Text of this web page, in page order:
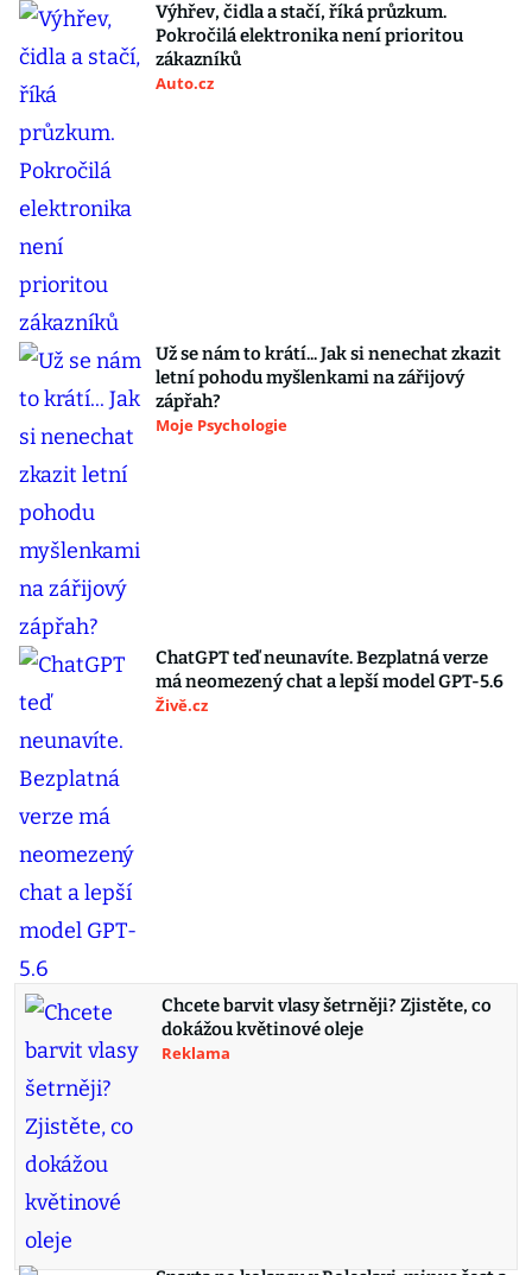
Výhřev, čidla a stačí, říká průzkum.
Pokročilá elektronika není prioritou
zákazníků
Auto.cz
Už se nám to krátí... Jak si nenechat zkazit
letní pohodu myšlenkami na zářijový
zápřah?
Moje Psychologie
ChatGPT teď neunavíte. Bezplatná verze
má neomezený chat a lepší model GPT-5.6
Živě.cz
Chcete barvit vlasy šetrněji? Zjistěte, co
dokážou květinové oleje
Reklama